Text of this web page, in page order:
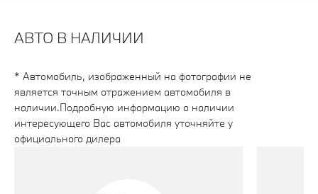
АВТО В НАЛИЧИИ
* Автомобиль, изображенный на фотографии не
является точным отражением автомобиля в
наличии.Подробную информацию о наличии
интересующего Вас автомобиля уточняйте у
официального дилера